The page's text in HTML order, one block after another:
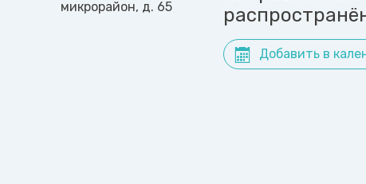
микрорайон, д. 65
Добавить в